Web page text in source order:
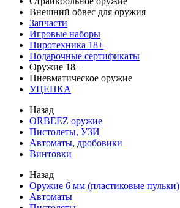
Внешний обвес для оружия
Запчасти
Игровые наборы
Пиротехника 18+
Подарочные сертификаты
Оружие 18+
Пневматическое оружие
УЦЕНКА
Назад
ORBEEZ оружие
Пистолеты, УЗИ
Автоматы, дробовики
Винтовки
Назад
Оружие 6 мм (пластиковые пульки)
Автоматы